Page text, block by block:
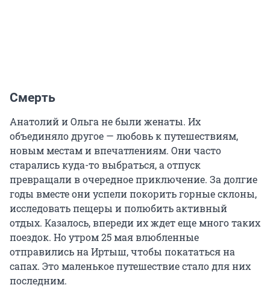
Смерть
Анатолий и Ольга не были женаты. Их
объединяло другое — любовь к путешествиям,
новым местам и впечатлениям. Они часто
старались куда-то выбраться, а отпуск
превращали в очередное приключение. За долгие
годы вместе они успели покорить горные склоны,
исследовать пещеры и полюбить активный
отдых. Казалось, впереди их ждет еще много таких
поездок. Но утром 25 мая влюбленные
отправились на Иртыш, чтобы покататься на
сапах. Это маленькое путешествие стало для них
последним.